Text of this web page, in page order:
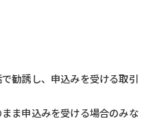
勧誘し、申込みを受ける取引
ま申込みを受ける場合のみな